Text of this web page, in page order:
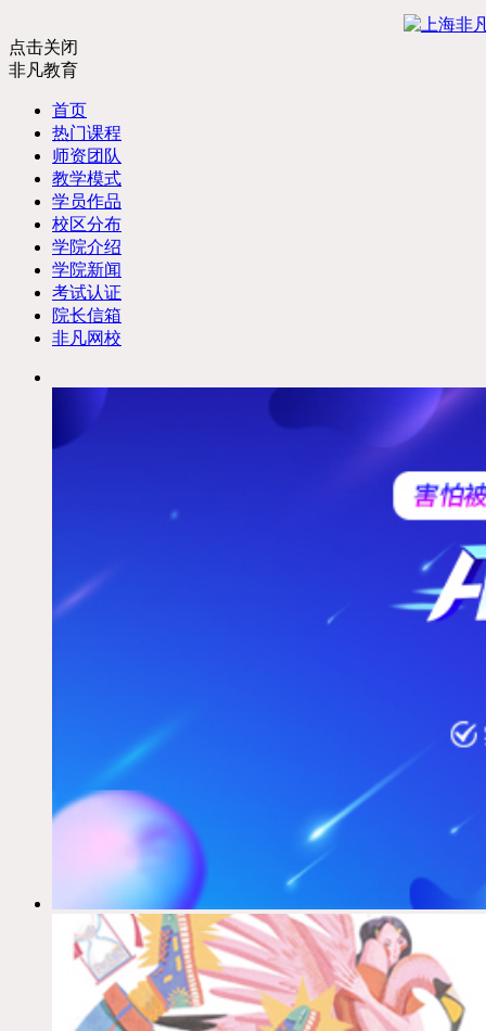
点击关闭
非凡教育
首页
热门课程
师资团队
教学模式
学员作品
校区分布
学院介绍
学院新闻
考试认证
院长信箱
非凡网校